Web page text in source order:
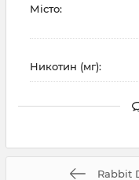
Місто:
Никотин (мг):
Rabbit